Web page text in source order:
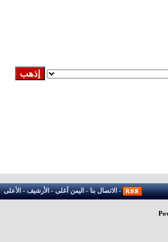
-الاتصال بنا-اليمن أغلى-الأرشيف-الأعلى